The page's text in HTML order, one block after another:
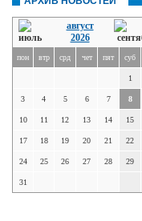
август
2026
пон втр срд чет пят суб
1
3 4 5 6 7 8
10 11 12 13 14 15
17 18 19 20 21 22
24 25 26 27 28 29
31